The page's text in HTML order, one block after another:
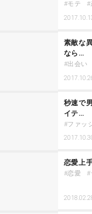
モテ
素敵な
なら…
出会い
秒速で
イテ…
ファッ
恋愛上
恋愛